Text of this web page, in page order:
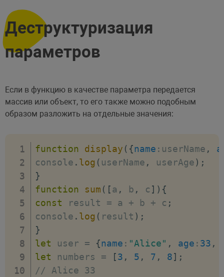
Деструктуризация
параметров
Если в функцию в качестве параметра передается
массив или объект, то его также можно подобным
образом разложить на отдельные значения:
function display ( {name : userName ,
console . log ( userName , userAge) ;
}
function
sum ( [a , b , c ] ) {
const result = a + b + c ;
console . log ( result ) ;
}
let user = {name : "Alice" , age : 33 ,
let numbers = [3 , 5 , 7 , 8] ;
// Alice 33